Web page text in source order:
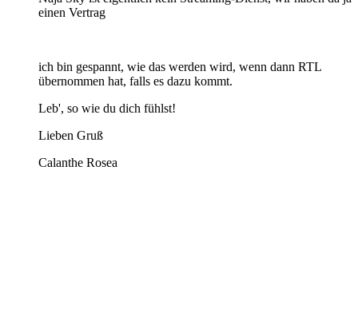
einen Vertrag
ich bin gespannt, wie das werden wird, wenn dann RTL
übernommen hat, falls es dazu kommt.
Leb', so wie du dich fühlst!
Lieben Gruß
Calanthe Rosea